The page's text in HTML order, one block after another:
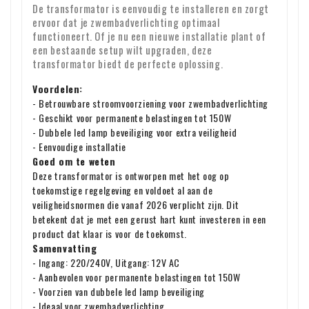
h. voor audio- en video-opnamen en computersoftware
waarvan de consument de verzegeling heeft verbroken.
Garantie : Op al onze producten geven wij twee jaar garantie
uur. Helaas kunnen wij het exacte moment van aflevering
niet garanderen.
Controle bij ontvangst
Controleer direct na ontvangst de inhoud van uw pakket.
Ontbreken er onderdelen of zijn producten beschadigd
aangekomen? Stuur ons dan meteen een e-mail met uw
bestelnummer en eventuele foto's van de schade.
BTW-verlegging voor zakelijke klanten
Bestelt u vanuit Europa voor zakelijke doeleinden? Dan is
het mogelijk om de BTW te verleggen. In dat geval rekenen
wij geen BTW over de factuur. Uw BTW-nummer wordt
automatisch gecontroleerd. Werkt uw BTW-nummer niet?
Neem dan even contact met ons op.
Voor vragen over verzending of andere zaken kunt u altijd
vrijblijvend contact opnemen via e-mail:info@xpropool.com
De transformator is eenvoudig te installeren en zorgt
ervoor dat je zwembadverlichting optimaal
functioneert. Of je nu een nieuwe installatie plant of
een bestaande setup wilt upgraden, deze
transformator biedt de perfecte oplossing.
Voordelen:
- Betrouwbare stroomvoorziening voor zwembadverlichting
- Geschikt voor permanente belastingen tot 150W
- Dubbele led lamp beveiliging voor extra veiligheid
- Eenvoudige installatie
Goed om te weten
Deze transformator is ontworpen met het oog op
toekomstige regelgeving en voldoet al aan de
veiligheidsnormen die vanaf 2026 verplicht zijn. Dit
betekent dat je met een gerust hart kunt investeren in een
product dat klaar is voor de toekomst.
Samenvatting
- Ingang: 220/240V, Uitgang: 12V AC
- Aanbevolen voor permanente belastingen tot 150W
- Voorzien van dubbele led lamp beveiliging
- Ideaal voor zwembadverlichting